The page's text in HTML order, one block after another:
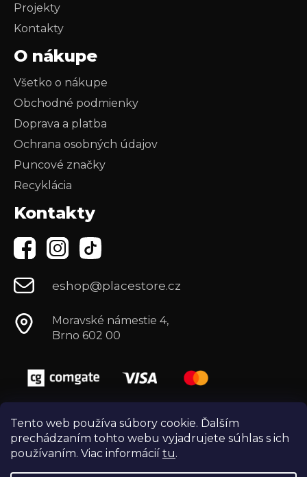
Tento web používa súbory cookie. Ďalším
prechádzaním tohto webu vyjadrujete súhlas s ich
používaním. Viac informácií tu.
Projekty
Kontakty
O nákupe
Všetko o nákupe
Obchodné podmienky
Doprava a platba
Ochrana osobných údajov
Puncové značky
Recyklácia
Kontakty
eshop@placestore.cz
Moravské námestie 4,
Brno 602 00